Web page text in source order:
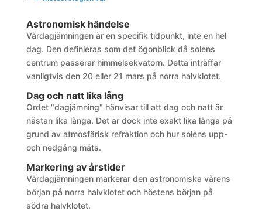
Astronomisk händelse
Vårdagjämningen är en specifik tidpunkt, inte en hel
dag. Den definieras som det ögonblick då solens
centrum passerar himmelsekvatorn. Detta inträffar
vanligtvis den 20 eller 21 mars på norra halvklotet.
Dag och natt lika lång
Ordet "dagjämning" hänvisar till att dag och natt är
nästan lika långa. Det är dock inte exakt lika långa på
grund av atmosfärisk refraktion och hur solens upp-
och nedgång mäts.
Markering av årstider
Vårdagjämningen markerar den astronomiska vårens
början på norra halvklotet och höstens början på
södra halvklotet.